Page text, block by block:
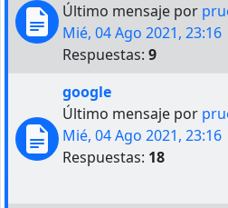
Último mensaje por
Mié, 04 Ago 2021, 23:16
Respuestas: 9
google
Último mensaje por
Mié, 04 Ago 2021, 23:16
Respuestas: 18